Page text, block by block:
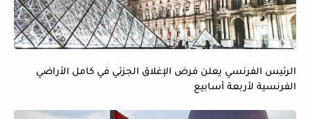
الرئيس الفرنسي يعلن فرض الإغلاق الجزئي في كامل الأراضي
الفرنسية لأربعة أسابيع